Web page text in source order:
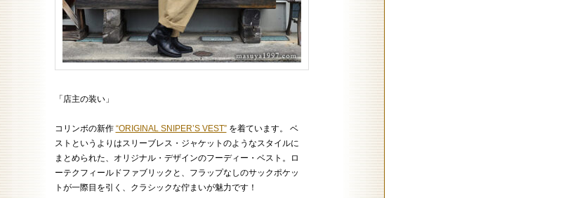
「店主の装い」
コリンボの新作 “ORIGINAL SNIPER’S VEST”を着ています。 ベ
ストというよりはスリーブレス・ジャケットのようなスタイルに
まとめられた、オリジナル・デザインのフーディー・ベスト。ロ
ーテクフィールドファブリックと、フラップなしのサックポケッ
トが一際目を引く、クラシックな佇まいが魅力です！